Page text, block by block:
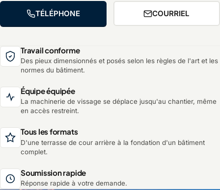
TÉLÉPHONE COURRIEL
Travail conforme
Des pieux dimensionnés et posés selon les règles de l'art et les
normes du bâtiment.
Équipe équipée
La machinerie de vissage se déplace jusqu'au chantier, même
en accès restreint.
Tous les formats
D'une terrasse de cour arrière à la fondation d'un bâtiment
complet.
Soumission rapide
Réponse rapide à votre demande.